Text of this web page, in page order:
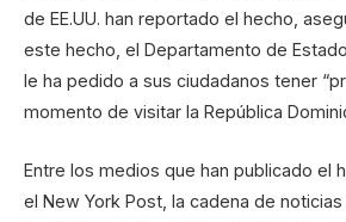
de EE.UU. han reportado el hecho,
este hecho, el Departamento de
le ha pedido a sus ciudadanos tener
momento de visitar la República
Entre los medios que han publicado el
el New York Post, la cadena de noticias